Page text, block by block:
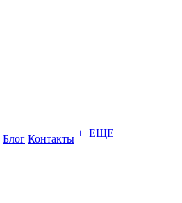
Блог Контакты + ЕЩЕ